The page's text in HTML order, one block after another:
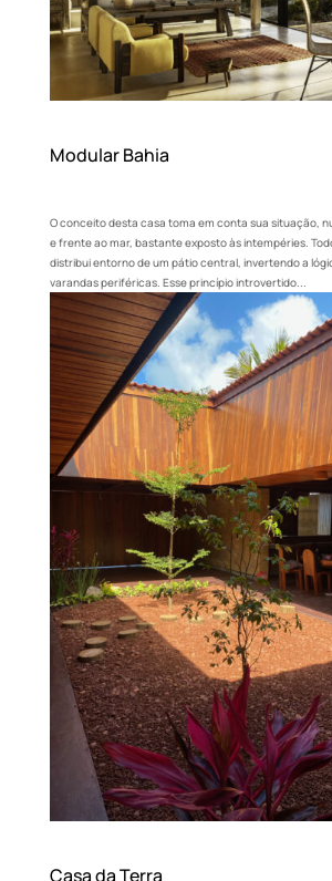
Modular Bahia
Casa da Terra
O conceito desta casa toma em conta sua situação,
e frente ao mar, bastante exposto às intempéries.
distribui entorno de um pátio central, invertendo a
varandas periféricas. Esse princípio introvertido...